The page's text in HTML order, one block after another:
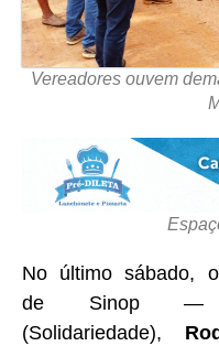
Vereadores ouvem
No último sábado,
de Sinop —
(Solidariedade),